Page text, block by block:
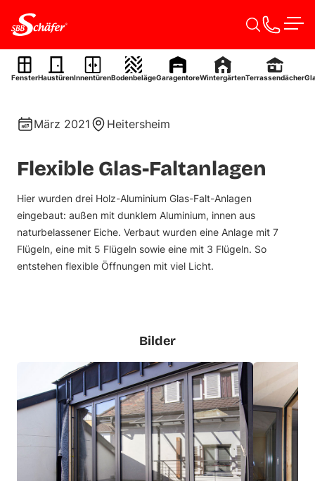
FensterHaustürenInnentürenBodenbelägeGaragentoreWintergärtenTerrassendächer
Falt-Anlage
März 2021 Heitersheim
Flexible Glas-Faltanlagen
Hier wurden drei Holz-Aluminium Glas-Falt-Anlagen
eingebaut: außen mit dunklem Aluminium, innen aus
naturbelassener Eiche. Verbaut wurden eine Anlage mit 7
Flügeln, eine mit 5 Flügeln sowie eine mit 3 Flügeln. So
entstehen flexible Öffnungen mit viel Licht.
Bilder